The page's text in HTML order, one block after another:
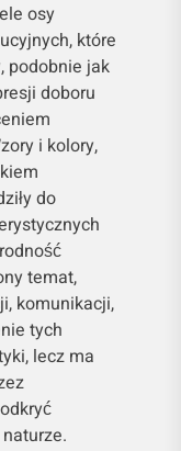
osy
które
podobnie jak
doboru
i kolory,
do
temat,
komunikacji,
tych
lecz ma